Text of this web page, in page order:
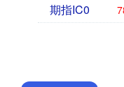
期指IC0